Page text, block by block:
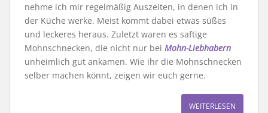
nehme ich mir regelmäßig Auszeiten, in denen ich in
der Küche werke. Meist kommt dabei etwas süßes
und leckeres heraus. Zuletzt waren es saftige
Mohnschnecken, die nicht nur bei Mohn-Liebhabern
unheimlich gut ankamen. Wie ihr die Mohnschnecken
selber machen könnt, zeigen wir euch gerne.
WEITERLESEN